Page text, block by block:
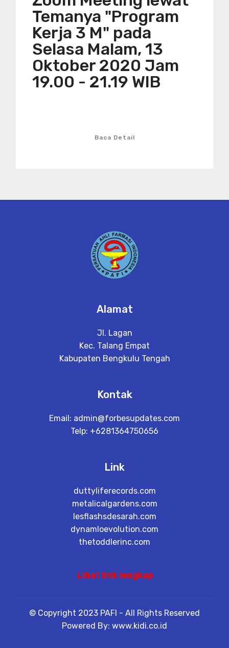
Temanya "Program
Kerja 3 M" pada
Selasa Malam, 13
Oktober 2020 Jam
19.00 - 21.19 WIB
Baca Detail
Alamat
Jl. Lagan
Kec. Talang Empat
Kabupaten Bengkulu Tengah
Kontak
Email: admin@forbesupdates.com
Telp: +6281364750656
Link
duttyliferecords.com
metalicalgardens.com
lesflashsdesarah.com
dynamloevolution.com
thetoddlerinc.com
Lihat link lengkap
© Copyright 2023 PAFI - All Rights Reserved
Powered By: www.kidi.co.id